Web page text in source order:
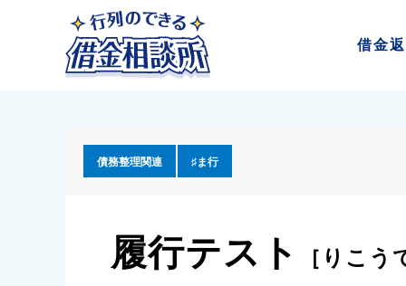
借金
債務整理関連 ♯ま行
履行テスト ［りこう